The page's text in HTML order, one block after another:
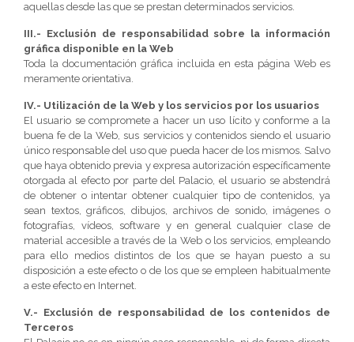
aquellas desde las que se prestan determinados servicios.
III.- Exclusión de responsabilidad sobre la información
gráfica disponible en la Web
Toda la documentación gráfica incluida en esta página Web es
meramente orientativa.
IV.- Utilización de la Web y los servicios por los usuarios
El usuario se compromete a hacer un uso lícito y conforme a la
buena fe de la Web, sus servicios y contenidos siendo el usuario
único responsable del uso que pueda hacer de los mismos. Salvo
que haya obtenido previa y expresa autorización específicamente
otorgada al efecto por parte del Palacio, el usuario se abstendrá
de obtener o intentar obtener cualquier tipo de contenidos, ya
sean textos, gráficos, dibujos, archivos de sonido, imágenes o
fotografías, vídeos, software y en general cualquier clase de
material accesible a través de la Web o los servicios, empleando
para ello medios distintos de los que se hayan puesto a su
disposición a este efecto o de los que se empleen habitualmente
a este efecto en Internet.
V.- Exclusión de responsabilidad de los contenidos de
Terceros